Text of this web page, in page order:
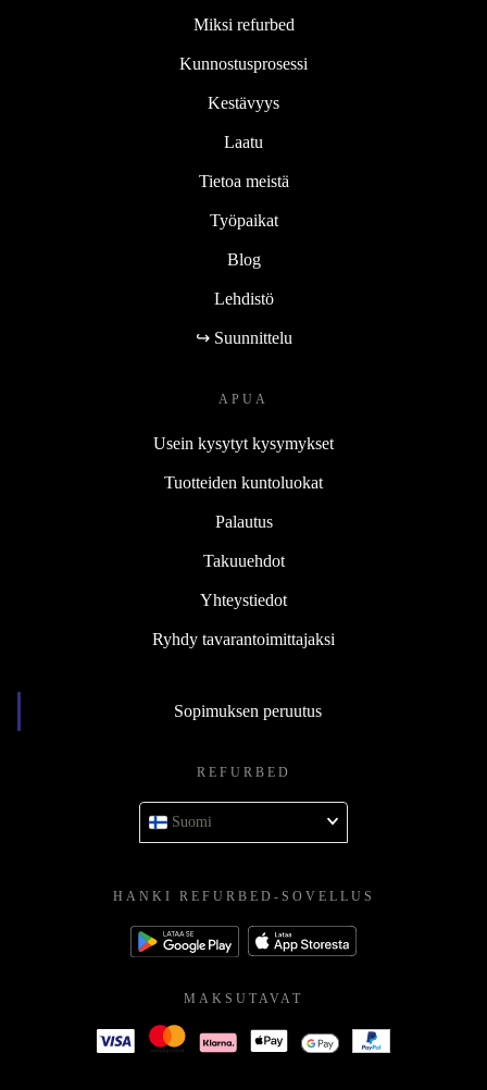
Miksi refurbed
Kunnostusprosessi
Kestävyys
Laatu
Tietoa meistä
Työpaikat
Blog
Lehdistö
↪ Suunnittelu
APUA
Usein kysytyt kysymykset
Tuotteiden kuntoluokat
Palautus
Takuuehdot
Yhteystiedot
Ryhdy tavarantoimittajaksi
Sopimuksen peruutus
REFURBED
Suomi
HANKI REFURBED-SOVELLUS
MAKSUTAVAT